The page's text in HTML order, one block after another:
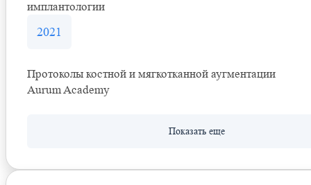
имплантологии
2021
Протоколы костной и мягкотканной аугментации
Aurum Academy